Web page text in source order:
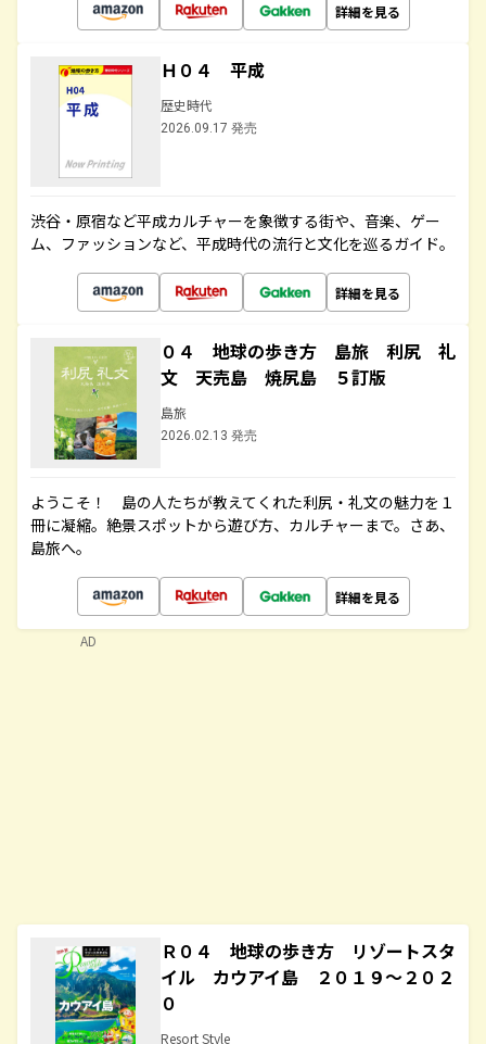
詳細を見る
Ｈ０４ 平成
歴史時代
2026.09.17 発売
渋谷・原宿など平成カルチャーを象徴する街や、音楽、ゲー
ム、ファッションなど、平成時代の流行と文化を巡るガイド。
詳細を見る
０４ 地球の歩き方 島旅 利尻 礼
文 天売島 焼尻島 ５訂版
島旅
2026.02.13 発売
ようこそ！ 島の人たちが教えてくれた利尻・礼文の魅力を１
冊に凝縮。絶景スポットから遊び方、カルチャーまで。さあ、
島旅へ。
詳細を見る
Ｒ０４ 地球の歩き方 リゾートスタ
イル カウアイ島 ２０１９～２０２
０
Resort Style
AD